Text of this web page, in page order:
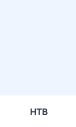
НТВ